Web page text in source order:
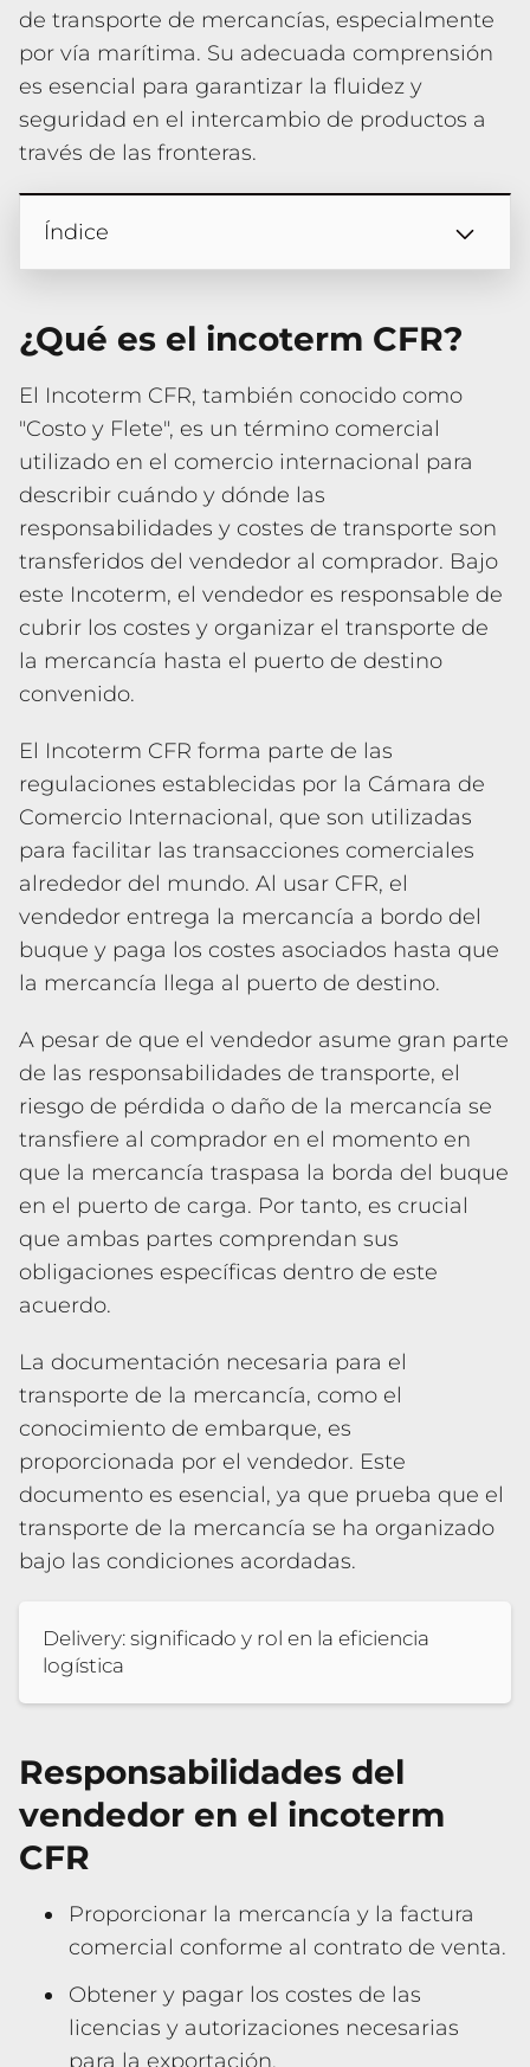
de transporte de mercancías, especialmente
por vía marítima. Su adecuada comprensión
es esencial para garantizar la fluidez y
seguridad en el intercambio de productos a
través de las fronteras.
Índice
¿Qué es el incoterm CFR?
El Incoterm CFR, también conocido como
"Costo y Flete", es un término comercial
utilizado en el comercio internacional para
describir cuándo y dónde las
responsabilidades y costes de transporte son
transferidos del vendedor al comprador. Bajo
este Incoterm, el vendedor es responsable de
cubrir los costes y organizar el transporte de
la mercancía hasta el puerto de destino
convenido.
El Incoterm CFR forma parte de las
regulaciones establecidas por la Cámara de
Comercio Internacional, que son utilizadas
para facilitar las transacciones comerciales
alrededor del mundo. Al usar CFR, el
vendedor entrega la mercancía a bordo del
buque y paga los costes asociados hasta que
la mercancía llega al puerto de destino.
A pesar de que el vendedor asume gran parte
de las responsabilidades de transporte, el
riesgo de pérdida o daño de la mercancía se
transfiere al comprador en el momento en
que la mercancía traspasa la borda del buque
en el puerto de carga. Por tanto, es crucial
que ambas partes comprendan sus
obligaciones específicas dentro de este
acuerdo.
La documentación necesaria para el
transporte de la mercancía, como el
conocimiento de embarque, es
proporcionada por el vendedor. Este
documento es esencial, ya que prueba que el
transporte de la mercancía se ha organizado
bajo las condiciones acordadas.
Delivery: significado y rol en la eficiencia
logística
Responsabilidades del
vendedor en el incoterm
CFR
Proporcionar la mercancía y la factura
comercial conforme al contrato de venta.
Obtener y pagar los costes de las
licencias y autorizaciones necesarias
para la exportación.